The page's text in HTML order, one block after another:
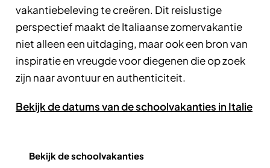
vakantiebeleving te creëren. Dit reislustige
perspectief maakt de Italiaanse zomervakantie
niet alleen een uitdaging, maar ook een bron van
inspiratie en vreugde voor diegenen die op zoek
zijn naar avontuur en authenticiteit.
Bekijk de datums van de schoolvakanties in Italie
Bekijk de schoolvakanties